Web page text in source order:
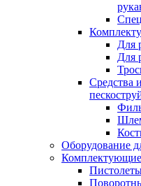
Для
Для
Средства
Оборудование
Комплектующие